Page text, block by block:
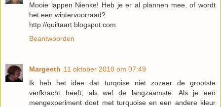
Mooie lappen Nienke! Heb je er al plannen mee, of wordt
het een wintervoorraad?
http://quiltaart.blogspot.com
Beantwoorden
Margeeth 11 oktober 2010 om 07:49
Ik heb het idee dat turqoise niet zozeer de grootste
verfkracht heeft, als wel de langzaamste. Als je een
mengexperiment doet met turquoise en een andere kleur